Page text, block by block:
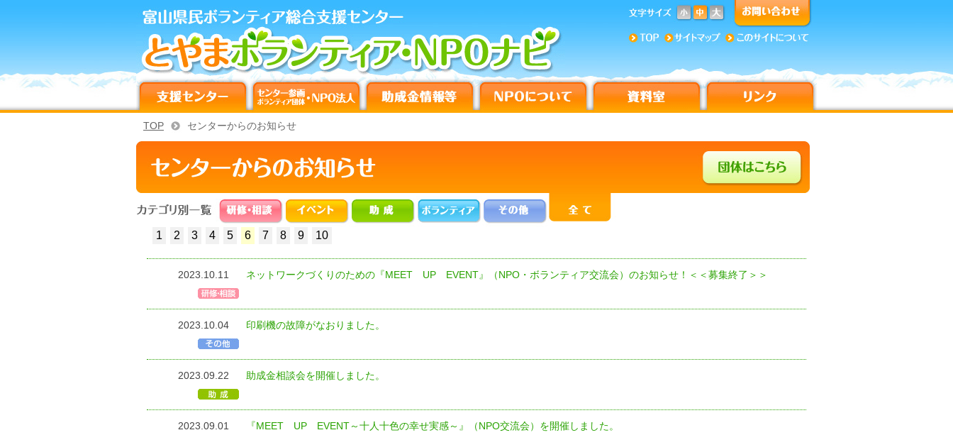
TOP センターからのお知らせ
1 2 3 4 5 6 7 8 9 10
2023.10.11 ネットワークづくりのための『MEET UP EVENT』（NPO・ボランティア交流会）のお知らせ！＜＜募集終了＞＞
2023.10.04 印刷機の故障がなおりました。
2023.09.22 助成金相談会を開催しました。
2023.09.01 『MEET UP EVENT～十人十色の幸せ実感～』（NPO交流会）を開催しました。